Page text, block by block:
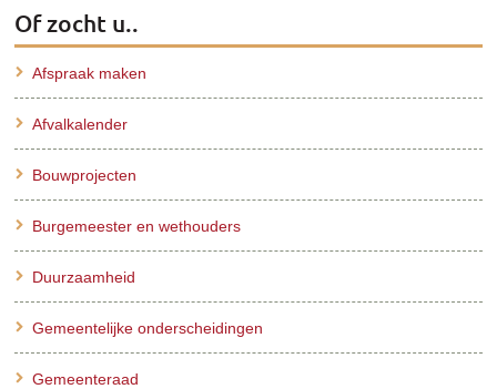
Of zocht u..
Afspraak maken
Afvalkalender
Bouwprojecten
Burgemeester en wethouders
Duurzaamheid
Gemeentelijke onderscheidingen
Gemeenteraad